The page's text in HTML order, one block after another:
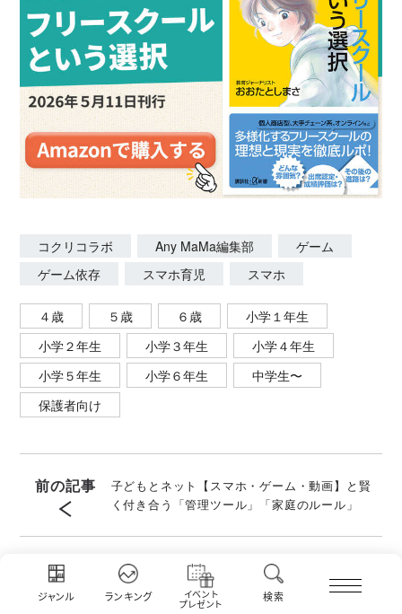
ジャンル ランキング イベント
プレゼント
検索
コクリコラボ Any MaMa編集部
ゲーム
ゲーム依存
スマホ育児 スマホ
４歳 ５歳 ６歳
小学１年生
小学２年生
小学３年生
小学４年生
小学５年生
小学６年生
中学生〜
保護者向け
前の記事
子どもとネット【スマホ・ゲーム・動画】と賢
く付き合う「管理ツール」「家庭のルール」
カテゴリTOPへ